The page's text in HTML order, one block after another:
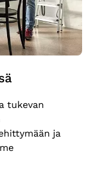
tukevan
ja